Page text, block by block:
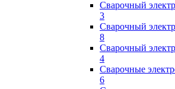
Сварочный
3
Сварочный
8
Сварочный
4
Сварочные
6